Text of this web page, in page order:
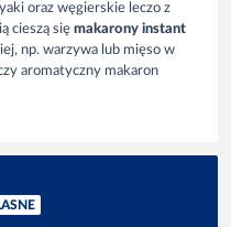
oraz węgierskie leczo z
cieszą się makarony instant
np. warzywa lub mięso w
aromatyczny makaron